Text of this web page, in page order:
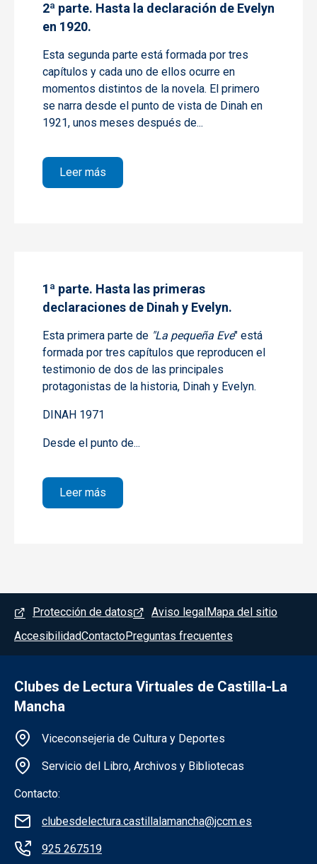
2ª parte. Hasta la declaración de Evelyn
en 1920.
Esta segunda parte está formada por tres
capítulos y cada uno de ellos ocurre en
momentos distintos de la novela. El primero
se narra desde el punto de vista de Dinah en
1921, unos meses después de...
Leer más
1ª parte. Hasta las primeras
declaraciones de Dinah y Evelyn.
Esta primera parte de "La pequeña Eve" está
formada por tres capítulos que reproducen el
testimonio de dos de las principales
protagonistas de la historia, Dinah y Evelyn.
DINAH 1971
Desde el punto de...
Leer más
Menú del pie
Protección de datos Aviso legal Mapa del sitio
AccesibilidadContactoPreguntas frecuentes
Clubes de Lectura Virtuales de Castilla-La
Mancha
Información de la institución
Viceconsejeria de Cultura y Deportes
Servicio del Libro, Archivos y Bibliotecas
Contacto:
clubesdelectura.castillalamancha@jccm.es
925 267519